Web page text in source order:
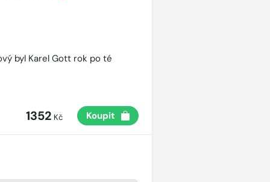
byl Karel Gott rok po té
1352 Kč Koupit